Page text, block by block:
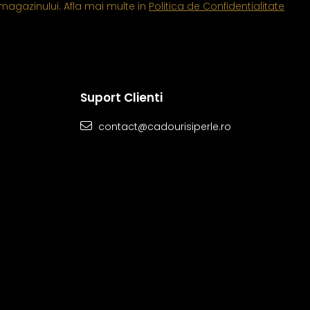
Afla mai multe in Politica de Confidentialitate
Suport Clienti
contact@cadourisiperle.ro